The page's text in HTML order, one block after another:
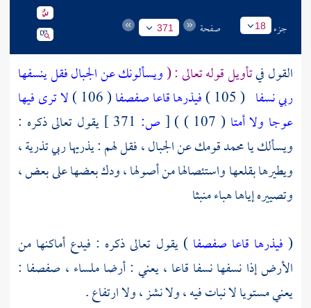
جزء 18 صفحة 371
القول فيتأويل قوله تعالى : (ويسألونك عن الجبال فقل ينسفها
ربي نسفا ( 105 ) فيذرها قاعا صفصفا( 106 )
لا ترى فيها
عوجا ولا أمتا ( 107 ) )
[ ص:
يقول تعالى ذكره :
ويسألك يا محمد قومك عن الجبال ، فقل لهم : يذريها ربي تذرية ،
ويطيرها بقلعها واستئصالها من أصولها ، ودك بعضها على بعض ،
وتصييره إياها هباء منبثا
( فيذرها قاعا صفصفا) يقول تعالى ذكره : فيدع أماكنها من
الأرض إذا نسفها نسفا قاعا ، يعني : أرضا ملساء ، صفصفا :
يعني مستويا لا نبات فيه ، ولا نشز ، ولا ارتفاع .